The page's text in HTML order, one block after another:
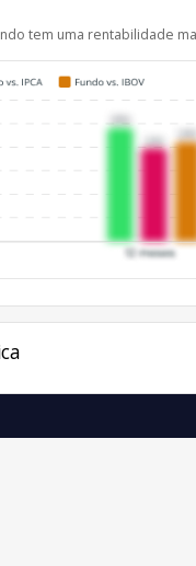
tem uma rentabilidade